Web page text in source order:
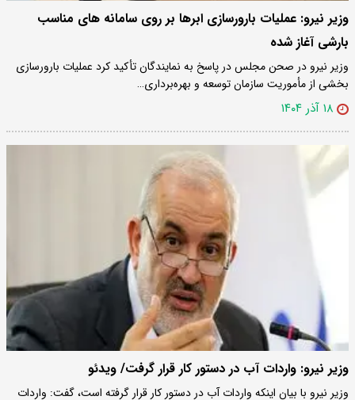
وزیر نیرو: عملیات بارورسازی ابرها بر روی سامانه های مناسب
بارشی آغاز شده
وزیر نیرو در صحن مجلس در پاسخ به نمایندگان تأکید کرد عملیات بارورسازی
بخشی از مأموریت سازمان توسعه و بهره‌برداری…
۱۸ آذر ۱۴۰۴
وزیر نیرو: واردات آب در دستور کار قرار گرفت/ ویدئو
وزیر نیرو با بیان اینکه واردات آب در دستور کار قرار گرفته است، گفت: واردات